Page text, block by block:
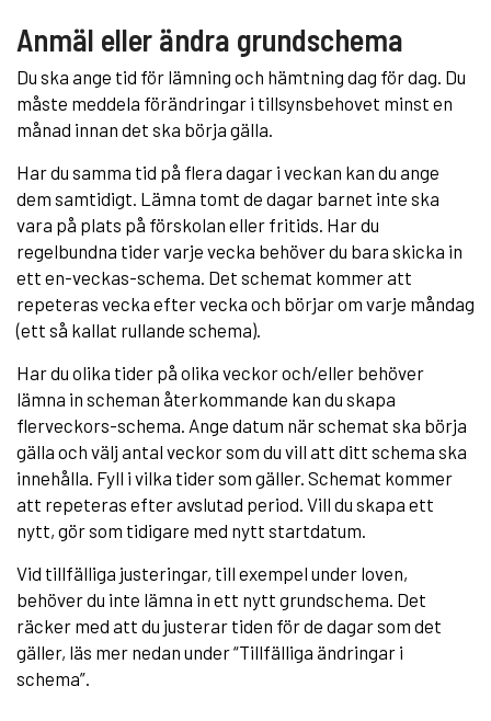
Anmäl eller ändra grundschema
Du ska ange tid för lämning och hämtning dag för dag. Du
måste meddela förändringar i tillsynsbehovet minst en
månad innan det ska börja gälla.
Har du samma tid på flera dagar i veckan kan du ange
dem samtidigt. Lämna tomt de dagar barnet inte ska
vara på plats på förskolan eller fritids. Har du
regelbundna tider varje vecka behöver du bara skicka in
ett en-veckas-schema. Det schemat kommer att
repeteras vecka efter vecka och börjar om varje måndag
(ett så kallat rullande schema).
Har du olika tider på olika veckor och/eller behöver
lämna in scheman återkommande kan du skapa
flerveckors-schema. Ange datum när schemat ska börja
gälla och välj antal veckor som du vill att ditt schema ska
innehålla. Fyll i vilka tider som gäller. Schemat kommer
att repeteras efter avslutad period. Vill du skapa ett
nytt, gör som tidigare med nytt startdatum.
Vid tillfälliga justeringar, till exempel under loven,
behöver du inte lämna in ett nytt grundschema. Det
räcker med att du justerar tiden för de dagar som det
gäller, läs mer nedan under “Tillfälliga ändringar i
schema”.